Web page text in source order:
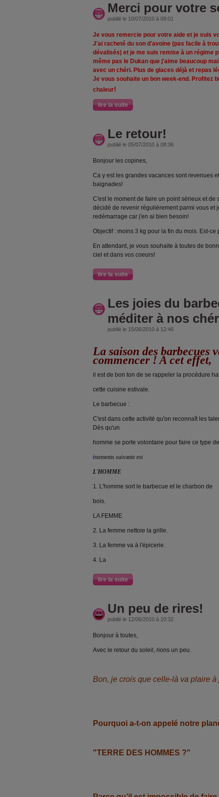
Merci pour votre
publié le 10/07/2010 à 09:01
Je vous remercie pour votre aide et je suis
J'ai racheté du son d'avoine (pas facile à
dévalisés) et je me suis remise à un régime
même pas le Dukan que j'aime beaucoup
avec un chéri. Plus de glaces déjà et repas
Je vous souhaite un bon week-end. Profitez
chaleur!
lire la suite
Le retour!
publié le 05/07/2010 à 08:36
Bonjour les copines,
Ca y est les grandes vacances sont revenues
baignades!
C'est le moment de faire un point sérieux et de
décidé de revenir régulièrement parmi vous et
redémarrage car j'en ai bien besoin!
Objectif : moins 3 kg pour la fin du mois. Est-ce
En attendant, je vous souhaite à toutes de
ciel et dans vos coeurs!
lire la suite
Les joies du
méditer à nos
publié le 15/06/2010 à 12:46
La saison des barbecues
commencer ! A cet effet,
il est de bon ton de se rappeler la procédure
cette cuisine estivale.
Le barbecue :
C'est dans cette activité qu'on reconnaît les
Dès qu'un
homme se porte volontaire pour faire ce type
ènements suivante est
L'HOMME
1. L'homme sort le barbecue et le charbon de
bois.
LA FEMME
2. La femme nettoie la grille.
3. La femme va à l'épicerie.
4. La
lire la suite
Un peu de rires!
publié le 12/06/2010 à 10:32
Bonjour à toutes,
Avec le retour du soleil, rions un peu.
Bon, je crois que celle-là va plaire à
Pourquoi a-t-on appelé notre
"TERRE DES HOMMES ?"